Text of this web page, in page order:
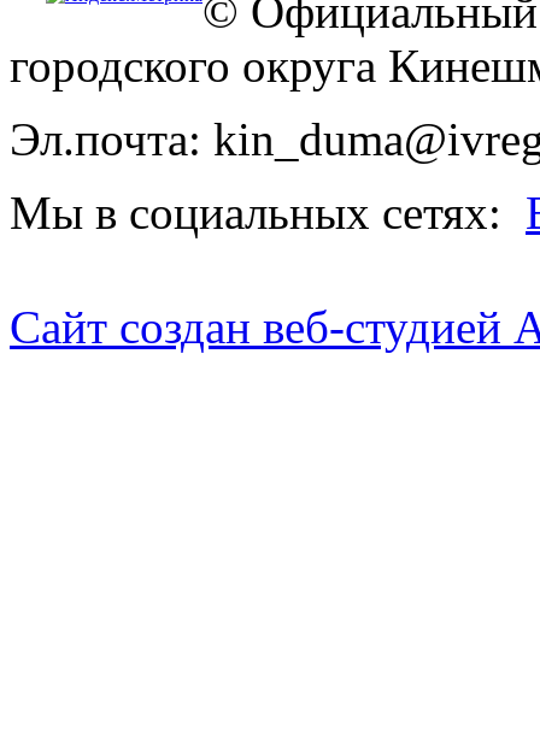
© Официальный
городского округа
Эл.почта:
Мы в социальных сетях:
Сайт создан веб-студией